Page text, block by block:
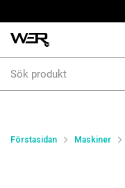
produkt
Förstasidan Maskiner